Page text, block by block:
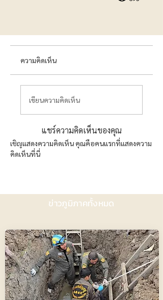
ความคิดเห็น
เขียนความคิดเห็น
แชร์ความคิดเห็นของคุณ
เชิญแสดงความคิดเห็น คุณคือคนแรกที่แสดงความ
คิดเห็นที่นี่
ข่าวภูมิภาคทั้งหมด